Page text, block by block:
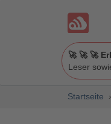
🚀 🚀 🚀
Leser
Startseite